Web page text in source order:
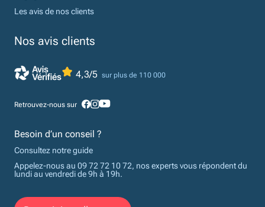
Les avis de nos clients
Nos avis clients
4,3/5 sur plus de 110 000
Retrouvez-nous sur
Besoin d’un conseil ?
Consultez notre guide
Appelez-nous au 09 72 72 10 72, nos experts vous répondent du
lundi au vendredi de 9h à 19h.